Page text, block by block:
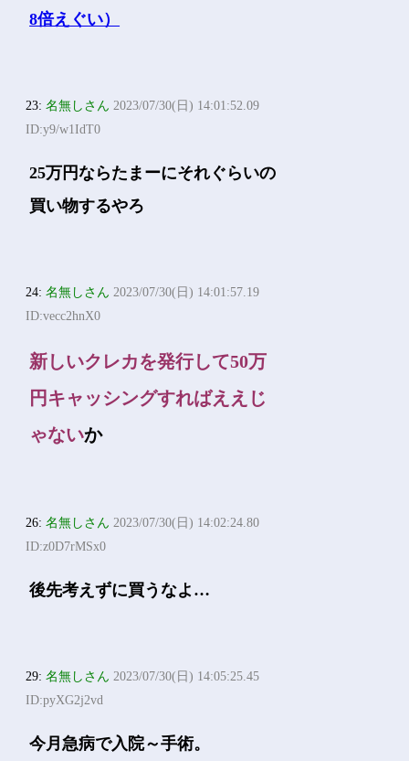
23:名無しさん 2023/07/30(日) 14:01:52.09
ID:y9/w1IdT0
25万円ならたまーにそれぐらいの
買い物するやろ
24:名無しさん 2023/07/30(日) 14:01:57.19
ID:vecc2hnX0
新しいクレカを発行して50万
円キャッシングすればええじ
ゃないか
26:名無しさん 2023/07/30(日) 14:02:24.80
ID:z0D7rMSx0
後先考えずに買うなよ…
29:名無しさん 2023/07/30(日) 14:05:25.45
ID:pyXG2j2vd
今月急病で入院～手術。